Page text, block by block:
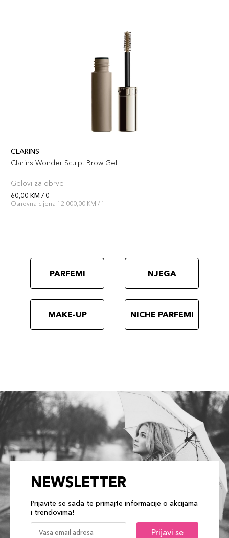
CLARINS
Clarins Wonder Sculpt Brow Gel
Gelovi za obrve
60,00 KM / 0
Osnovna cijena 12.000,00 KM / 1 l
PARFEMI NJEGA
MAKE-UP NICHE PARFEMI
NEWSLETTER
Prijavite se sada te primajte informacije o akcijama
i trendovima!
Prijavi se